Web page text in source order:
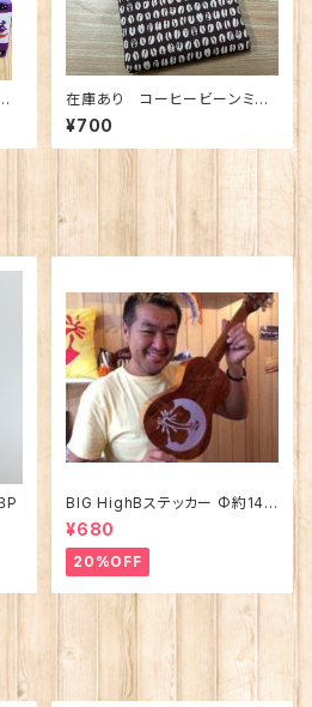
在庫あり コーヒービーンミニ
ポーチ Dカン付き
¥700
P
BIG HighBステッカー Φ約14c
m
¥680
20%OFF